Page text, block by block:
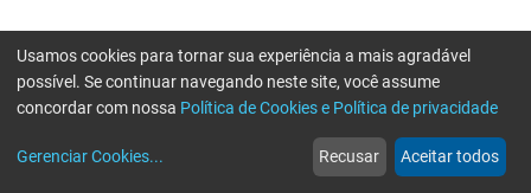
web
Notícias
more_horiz
Mais
Usamos cookies para tornar sua experiência a mais agradável
possível. Se continuar navegando neste site, você assume
concordar com nossa Política de Cookies e Política de privacidade
Gerenciar Cookies... Recusar Aceitar todos
Erro ao enviar informações, por favor tente novamente